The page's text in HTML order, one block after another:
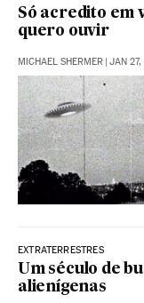
Só acredito em
quero ouvir
MICHAEL SHERMER | JAN
EXTRATERRESTRES
Um século de
alienígenas